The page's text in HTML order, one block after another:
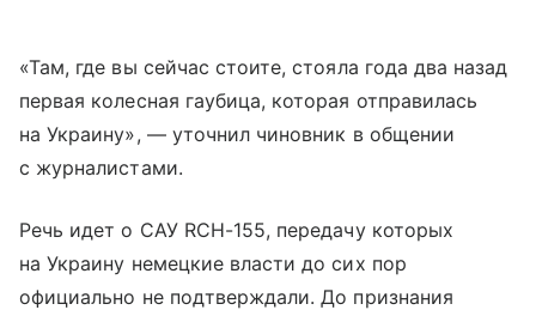
«Там, где вы сейчас стоите, стояла года два назад
первая колесная гаубица, которая отправилась
на Украину», — уточнил чиновник в общении
с журналистами.
Речь идет о САУ RCH-155, передачу которых
на Украину немецкие власти до сих пор
официально не подтверждали. До признания